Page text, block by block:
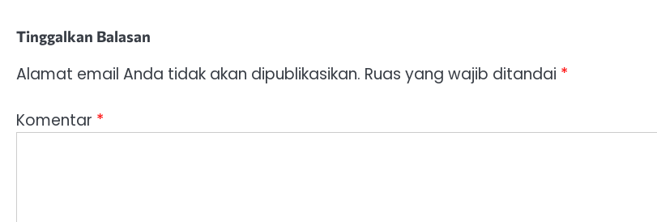
Tinggalkan Balasan
Alamat email Anda tidak akan dipublikasikan. Ruas yang wajib ditandai *
Komentar *